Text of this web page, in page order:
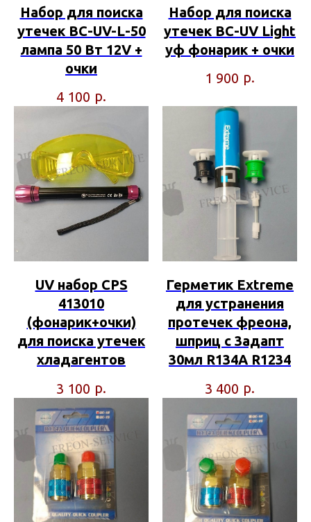
Набор для поиска
утечек BC-UV-L-50
лампа 50 Вт 12V +
очки
4 100 р.
Набор для поиска
утечек BC-UV Light
уф фонарик + очки
1 900 р.
UV набор CPS
413010
(фонарик+очки)
для поиска утечек
хладагентов
3 100 р.
Герметик Extreme
для устранения
протечек фреона,
шприц с 3адапт
30мл R134A R1234
3 400 р.